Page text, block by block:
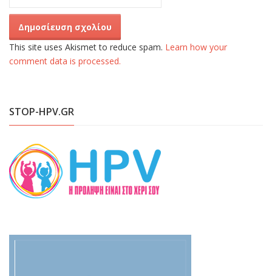
This site uses Akismet to reduce spam. Learn how your
comment data is processed.
STOP-HPV.GR